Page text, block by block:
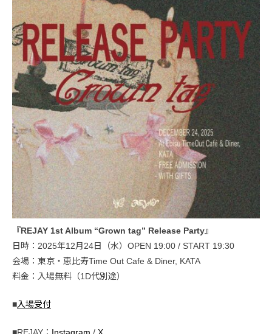
『REJAY 1st Album “Grown tag” Release Party』
日時：2025年12月24日（水）OPEN 19:00 / START 19:30
会場：東京・恵比寿Time Out Cafe & Diner, KATA
料金：入場無料（1D代別途）
■入場受付
■REJAY： Instagram / X